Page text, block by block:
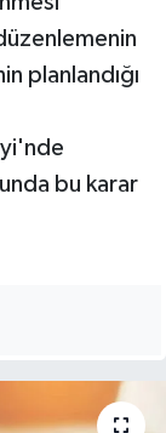
planlandığı
bu karar